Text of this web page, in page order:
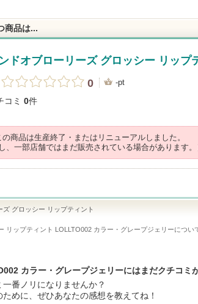
商品は...
ドオブローリーズ グロッシー リップ
0
-pt
コミ 0件
の商品は生産終了・またはリニューアルしました。
し、一部店舗ではまだ販売されている場合があります。
ズ グロッシー リップティント
リップティント LOLLTO002 カラー・グレープジェリーについ
カラー・グレープジェリーにはまだクチコミ
一番ノリになりませんか？
ために、ぜひあなたの感想を教えてね！